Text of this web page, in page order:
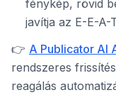
fénykép, rövid
javítja az E-E-A-
👉 A Publicator AI
rendszeres
reagálás